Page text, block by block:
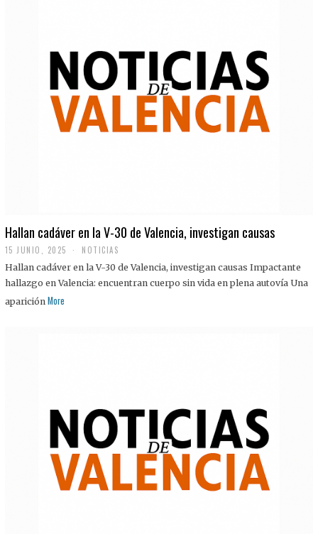
Hallan cadáver en la V-30 de Valencia, investigan causas
15 JUNIO, 2025 NOTICIAS
Hallan cadáver en la V-30 de Valencia, investigan causas Impactante
hallazgo en Valencia: encuentran cuerpo sin vida en plena autovía Una
aparición More